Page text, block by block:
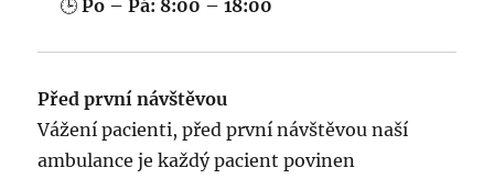
🕒Po – Pá: 8:00 – 18:00
Před první návštěvou
Vážení pacienti, před první návštěvou naší
ambulance je každý pacient povinen